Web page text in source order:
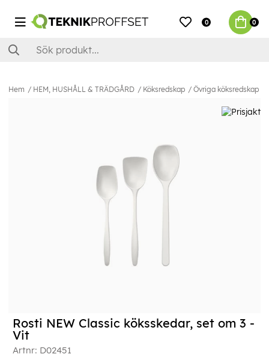
0 0
Hem HEM, HUSHÅLL & TRÄDGÅRD Köksredskap Övriga köksredskap
Rosti NEW Classic köksskedar, set om 3 -
Vit
Artnr: D02451